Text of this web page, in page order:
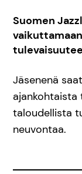
Suomen
Jäsenenä
ajankohtaista
taloudellista
neuvontaa.